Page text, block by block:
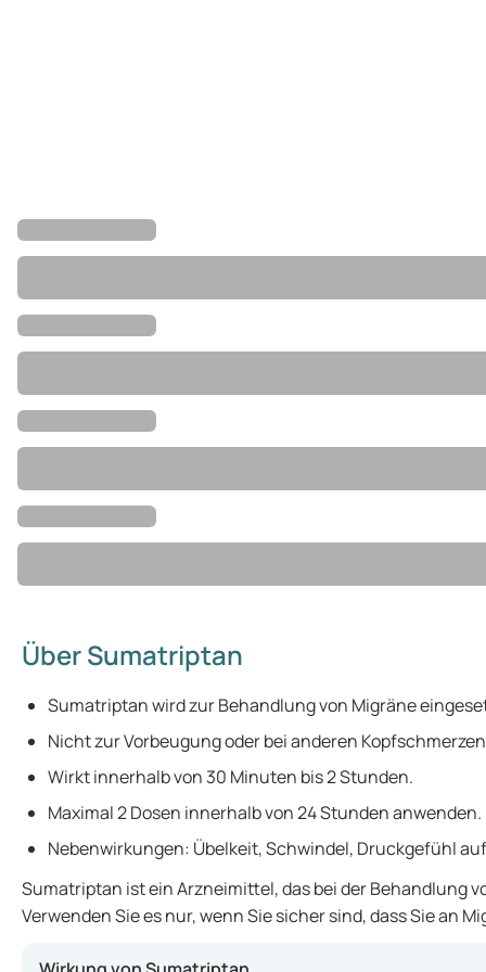
Über Sumatriptan
Sumatriptan wird zur Behandlung von Migräne
Nicht zur Vorbeugung oder bei anderen
Wirkt innerhalb von 30 Minuten bis 2 Stunden.
Maximal 2 Dosen innerhalb von 24 Stunden anwenden.
Nebenwirkungen: Übelkeit, Schwindel, Druckgefühl
Sumatriptan ist ein Arzneimittel, das bei der Behandlung
Verwenden Sie es nur, wenn Sie sicher sind, dass Sie an